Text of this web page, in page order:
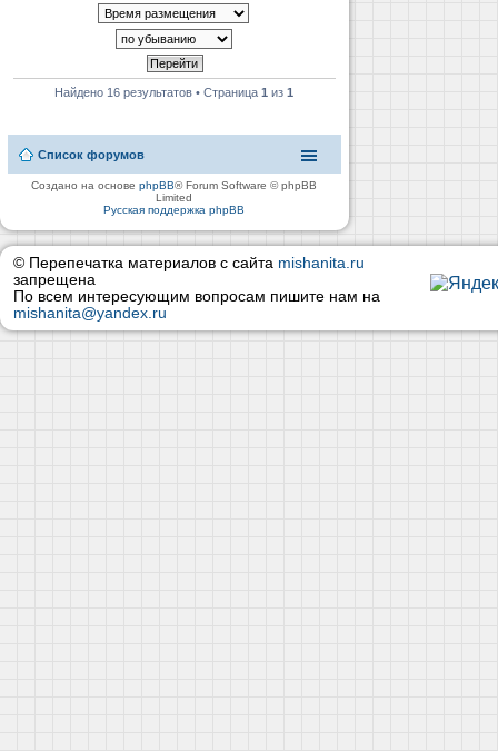
Найдено 16 результатов • Страница1 из1
Список форумов
Создано на основеphpBB® Forum Software © phpBB
Limited
Русская поддержка phpBB
© Перепечатка материалов с сайта mishanita.ru
запрещена
По всем интересующим вопросам пишите нам на
mishanita@yandex.ru